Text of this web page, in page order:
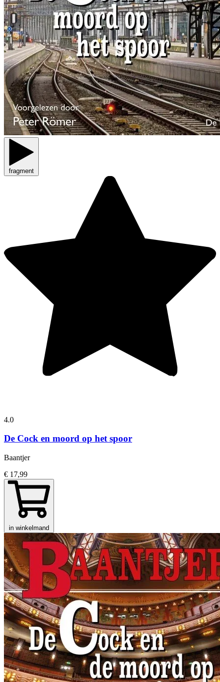
fragment
4.0
De Cock en moord op het spoor
Baantjer
€ 17,99
in winkelmand